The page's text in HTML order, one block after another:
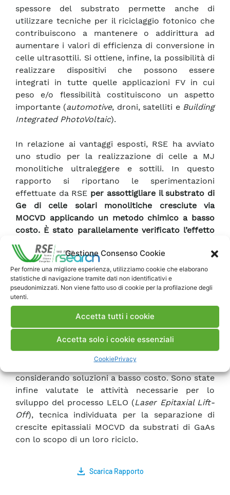
Gestione Consenso Cookie
Per fornire una migliore esperienza, utilizziamo cookie che elaborano
statistiche di navigazione tramite dati non identificativi e
pseudonimizzati. Non viene fatto uso di cookie per la profilazione degli
utenti.
Accetta tutti i cookie
Accetta solo i cookie essenziali
CookiePrivacy
spessore del substrato permette anche di
utilizzare tecniche per il riciclaggio fotonico che
contribuiscono a mantenere o addirittura ad
aumentare i valori di efficienza di conversione in
celle ultrasottili. Si ottiene, infine, la possibilità di
realizzare dispositivi che possono essere
integrati in tutte quelle applicazioni FV in cui
peso e/o flessibilità costituiscono un aspetto
importante (automotive, droni, satelliti e Building
Integrated PhotoVoltaic).
In relazione ai vantaggi esposti, RSE ha avviato
uno studio per la realizzazione di celle a MJ
monolitiche ultraleggere e sottili. In questo
rapporto si riportano le sperimentazioni
effettuate da RSE per assottigliare il substrato di
Ge di celle solari monolitiche cresciute via
MOCVD applicando un metodo chimico a basso
costo. È stato parallelamente verificato l’effetto
di assottigliamento sulle performance
fotovoltaiche del dispositivo, ottenendo valori di
corrente di corto circuito paragonabili tra una
cella non assottigliata ed una cella in cui il
substrato è stato ridotto a 40 µm.
Per evitare che l’assottigliamento del substrato
provochi la ricombinazione dei portatori al
contatto posteriore della cella, RSE ha valutato i
possibili metodi e le tecnologie utili a passivare
l’interfaccia semiconduttore/metallo,
considerando soluzioni a basso costo. Sono state
infine valutate le attività necessarie per lo
sviluppo del processo LELO (Laser Epitaxial Lift-
Off), tecnica individuata per la separazione di
crescite epitassiali MOCVD da substrati di GaAs
con lo scopo di un loro riciclo.
Scarica Rapporto